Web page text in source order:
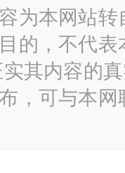
为本网站
的，不代
其内容的
，可与本